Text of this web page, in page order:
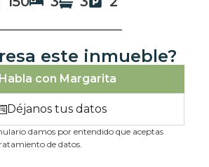
este inmueble?
Habla con Margarita
Déjanos tus datos
damos por entendido que aceptas
de datos.